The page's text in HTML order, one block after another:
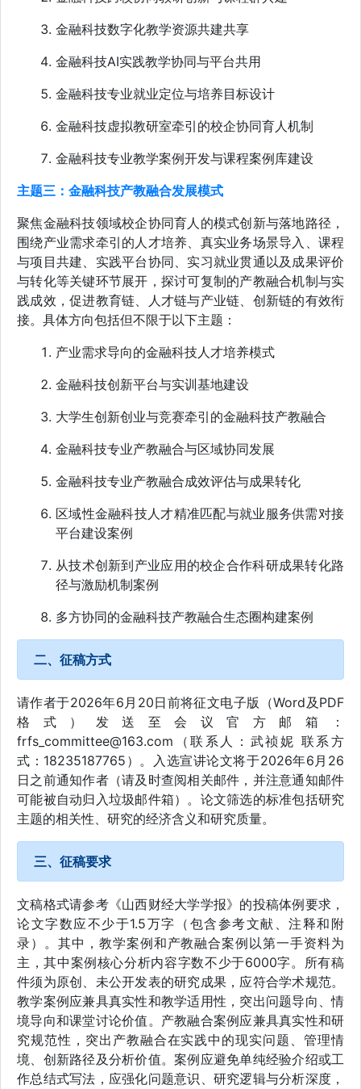
金融科技数字化教学资源共建共享
金融科技AI实践教学协同与平台共用
金融科技专业就业定位与培养目标设计
金融科技虚拟教研室牵引的校企协同育人机制
金融科技专业教学案例开发与课程案例库建设
主题三：金融科技产教融合发展模式
聚焦金融科技领域校企协同育人的模式创新与落地路径，
围绕产业需求牵引的人才培养、真实业务场景导入、课程
与项目共建、实践平台协同、实习就业贯通以及成果评价
与转化等关键环节展开，探讨可复制的产教融合机制与实
践成效，促进教育链、人才链与产业链、创新链的有效衔
接。具体方向包括但不限于以下主题：
产业需求导向的金融科技人才培养模式
金融科技创新平台与实训基地建设
大学生创新创业与竞赛牵引的金融科技产教融合
金融科技专业产教融合与区域协同发展
金融科技专业产教融合成效评估与成果转化
区域性金融科技人才精准匹配与就业服务供需对接
平台建设案例
从技术创新到产业应用的校企合作科研成果转化路
径与激励机制案例
多方协同的金融科技产教融合生态圈构建案例
二、征稿方式
请作者于2026年6月20日前将征文电子版（Word及PDF
格式）发送至会议官方邮箱：
frfs_committee@163.com（联系人：武祯妮 联系方
式：18235187765）。入选宣讲论文将于2026年6月26
日之前通知作者（请及时查阅相关邮件，并注意通知邮件
可能被自动归入垃圾邮件箱）。论文筛选的标准包括研究
主题的相关性、研究的经济含义和研究质量。
三、征稿要求
文稿格式请参考《山西财经大学学报》的投稿体例要求，
论文字数应不少于1.5万字（包含参考文献、注释和附
录）。其中，教学案例和产教融合案例以第一手资料为
主，其中案例核心分析内容字数不少于6000字。所有稿
件须为原创、未公开发表的研究成果，应符合学术规范。
教学案例应兼具真实性和教学适用性，突出问题导向、情
境导向和课堂讨论价值。产教融合案例应兼具真实性和研
究规范性，突出产教融合在实践中的现实问题、管理情
境、创新路径及分析价值。案例应避免单纯经验介绍或工
作总结式写法，应强化问题意识、研究逻辑与分析深度，